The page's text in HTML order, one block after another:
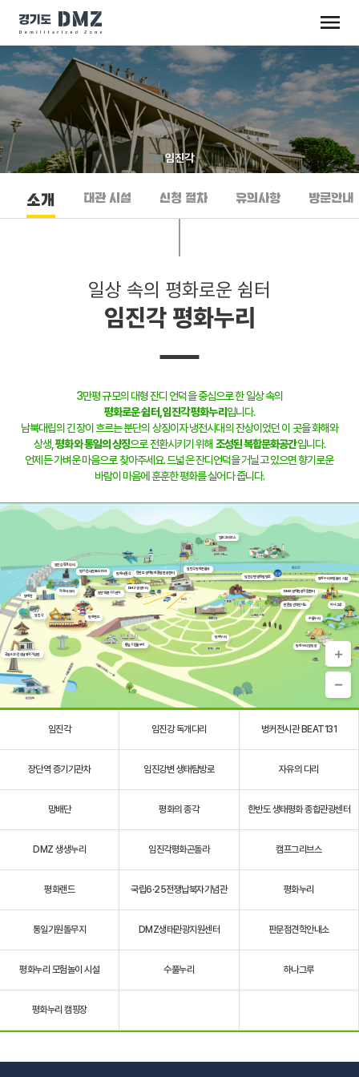
임진각
소개 대관 시설 신청 절차 유의사항 방문안내
일상 속의 평화로운 쉼터
임진각 평화누리
3만평 규모의 대형 잔디 언덕을 중심으로 한 일상 속의
평화로운 쉼터, 임진각 평화누리입니다.
남북대립의 긴장이 흐르는 분단의 상징이자 냉전시대의 잔상이었던 이 곳을 화해와
상생,평화와 통일의 상징으로 전환시키기 위해 조성된 복합문화공간입니다.
언제든 가벼운 마음으로 찾아주세요. 드넓은 잔디언덕을 거닐고 있으면 향기로운
바람이 마음에 훈훈한 평화를 실어다 줍니다.
임진각
임진강 독개다리
벙커전시관 BEAT131
장단역 증기기관차
임진강변 생태탐방로
자유의 다리
망배단
평화의 종각 한반도 생태평화 종합관광센터
DMZ 생생누리
임진각평화곤돌라
캠프그리브스
평화랜드
국립6·25전쟁납북자기념관
평화누리
통일기원돌무지
DMZ생태관광지원센터
판문점견학안내소
평화누리 모험놀이 시설
수풀누리
하나그루
평화누리 캠핑장
임진각 임진강 독개다리 벙커전시관 BEAT131
장단역 증기기관차 임진강변 생태탐방로 자유의 다리
망배단 평화의 종각 한반도 생태평화 종합관광센터
DMZ 생생누리 임진각평화곤돌라 캠프그리브스
평화랜드 국립6·25전쟁납북자기념관 평화누리
통일기원돌무지 DMZ생태관광지원센터 판문점견학안내소
평화누리 모험놀이 시설 수풀누리 하나그루
평화누리 캠핑장